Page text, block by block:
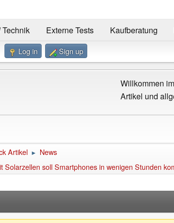
Externe Tests Kaufberatung
Log in Sign up
Willkommen
Artikel und
Artikel ► News
Solarzellen soll Smartphones in wenigen Stunden